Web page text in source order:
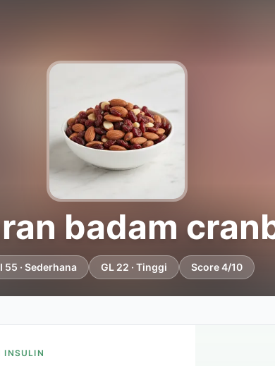
badam
55 · Sederhana GL 22 · Tinggi Score 4/10
INSULIN